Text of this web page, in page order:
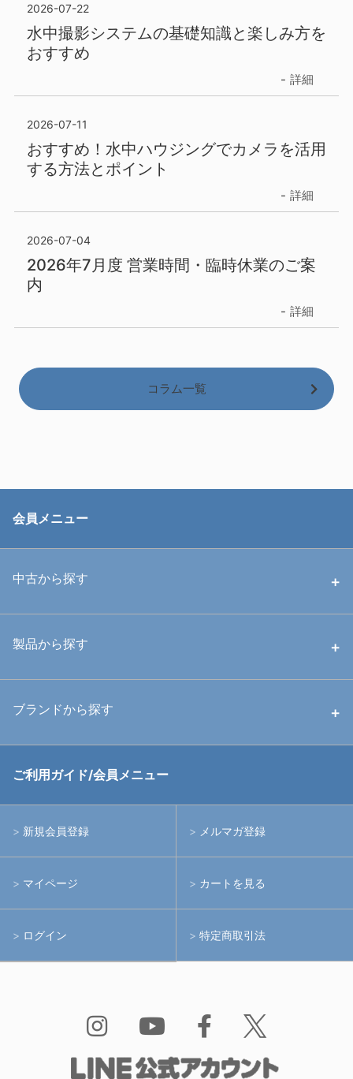
2026-07-22
水中撮影システムの基礎知識と楽しみ方を
おすすめ
詳細
2026-07-11
おすすめ！水中ハウジングでカメラを活用
する方法とポイント
詳細
2026-07-04
2026年7月度 営業時間・臨時休業のご案
内
詳細
コラム一覧
会員メニュー
中古から探す
中古ハウジング
中古アームシステム
製品から探す
ハウジング
ライト
アームシステム
アクションカメラ(GoPro等)
水中用品
ブランドから探す
RGBlue
イノン
ご利用ガイド/会員メニュー
新規会員登録 メルマガ登録
マイページ カートを見る
ログイン 特定商取引法